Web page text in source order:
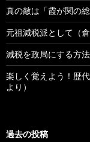
真の敵は「霞が関の
元祖減税派として（
減税を政局にする方
楽しく覚えよう！歴
より）
過去の投稿